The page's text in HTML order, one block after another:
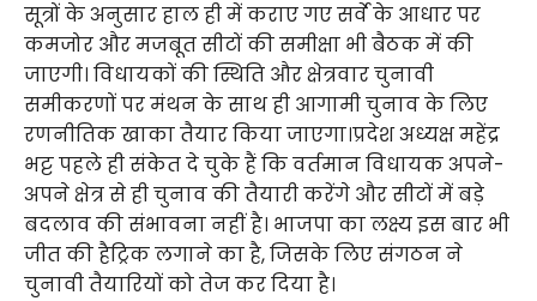
सूत्रों के अनुसार हाल ही में कराए गए सर्वे के आधार पर
कमजोर और मजबूत सीटों की समीक्षा भी बैठक में की
जाएगी। विधायकों की स्थिति और क्षेत्रवार चुनावी
समीकरणों पर मंथन के साथ ही आगामी चुनाव के लिए
रणनीतिक खाका तैयार किया जाएगा।प्रदेश अध्यक्ष महेंद्र
भट्ट पहले ही संकेत दे चुके हैं कि वर्तमान विधायक अपने-
अपने क्षेत्र से ही चुनाव की तैयारी करेंगे और सीटों में बड़े
बदलाव की संभावना नहीं है। भाजपा का लक्ष्य इस बार भी
जीत की हैट्रिक लगाने का है, जिसके लिए संगठन ने
चुनावी तैयारियों को तेज कर दिया है।